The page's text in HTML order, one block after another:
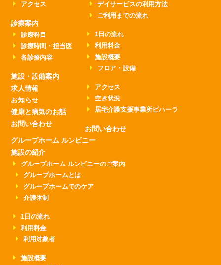
アクセス
診療案内
診療科目
診療時間・担当医
各診療内容
施設・設備案内
求人情報
お知らせ
健康と病気のお話
お問い合わせ
デイサービスの利用方法
ご利用までの流れ
1日の流れ
利用料金
施設概要
フロア・設備
アクセス
空き状況
居宅介護支援事業所ビハーラ
お問い合わせ
グループホーム ルンビニー
施設の紹介
グループホーム ルンビニーのご案内
グループホームとは
グループホームでのケア
介護体制
1日の流れ
利用料金
利用対象者
施設概要